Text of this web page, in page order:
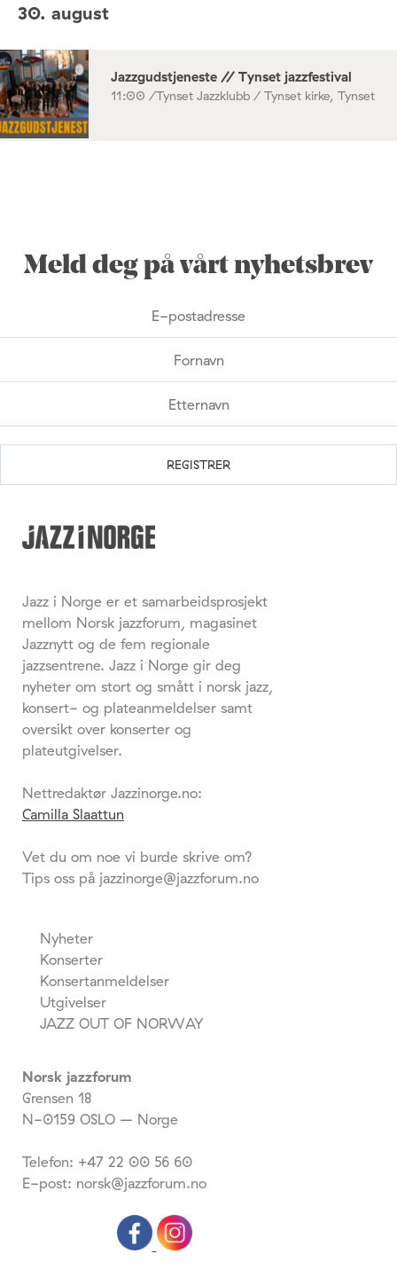
30. august
Jazzgudstjeneste // Tynset jazzfestival
11:00 /Tynset Jazzklubb / Tynset kirke, Tynset
Meld deg på vårt nyhetsbrev
Jazz i Norge er et samarbeidsprosjekt
mellom Norsk jazzforum, magasinet
Jazznytt og de fem regionale
jazzsentrene. Jazz i Norge gir deg
nyheter om stort og smått i norsk jazz,
konsert- og plateanmeldelser samt
oversikt over konserter og
plateutgivelser.
Nettredaktør Jazzinorge.no:
Camilla Slaattun
Vet du om noe vi burde skrive om?
Tips oss på jazzinorge@jazzforum.no
Nyheter
Konserter
Konsertanmeldelser
Utgivelser
JAZZ OUT OF NORWAY
Norsk jazzforum
Grensen 18
N-0159 OSLO – Norge
Telefon: +47 22 00 56 60
E-post: norsk@jazzforum.no